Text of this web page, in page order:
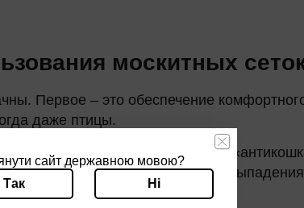
москитных
Первое – это обеспечение
даже птицы.
модели, как, например,
безопасность от выпадения
модели.
сайт державною мовою?
Так
Ні